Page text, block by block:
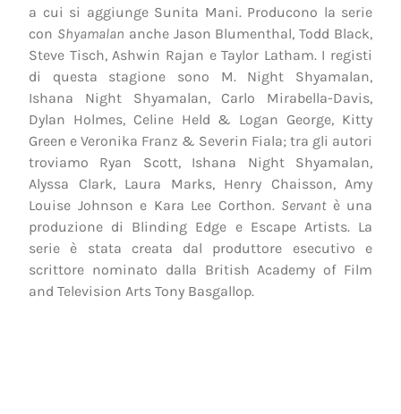
a cui si aggiunge Sunita Mani. Producono la serie
con Shyamalan anche Jason Blumenthal, Todd Black,
Steve Tisch, Ashwin Rajan e Taylor Latham. I registi
di questa stagione sono M. Night Shyamalan,
Ishana Night Shyamalan, Carlo Mirabella-Davis,
Dylan Holmes, Celine Held & Logan George, Kitty
Green e Veronika Franz & Severin Fiala; tra gli autori
troviamo Ryan Scott, Ishana Night Shyamalan,
Alyssa Clark, Laura Marks, Henry Chaisson, Amy
Louise Johnson e Kara Lee Corthon. Servantè una
produzione di Blinding Edge e Escape Artists. La
serie è stata creata dal produttore esecutivo e
scrittore nominato dalla British Academy of Film
and Television Arts Tony Basgallop.